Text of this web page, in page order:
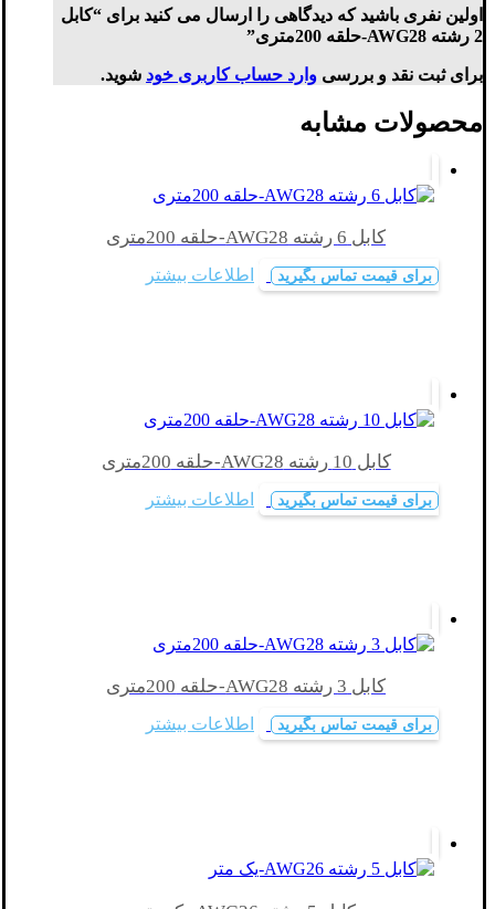
اولین نفری باشید که دیدگاهی را ارسال می کنید برای “کابل
2 رشته AWG28-حلقه 200متری”
برای ثبت نقد و بررسی وارد حساب کاربری خود شوید.
محصولات مشابه
کابل 6 رشته AWG28-حلقه 200متری
برای قیمت تماس بگیرید اطلاعات بیشتر
کابل 10 رشته AWG28-حلقه 200متری
برای قیمت تماس بگیرید اطلاعات بیشتر
کابل 3 رشته AWG28-حلقه 200متری
برای قیمت تماس بگیرید اطلاعات بیشتر